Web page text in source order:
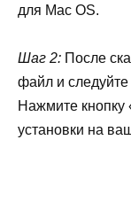
для Mac OS.
Шаг 2: После
файл и следуйте
Нажмите кнопку
установки на